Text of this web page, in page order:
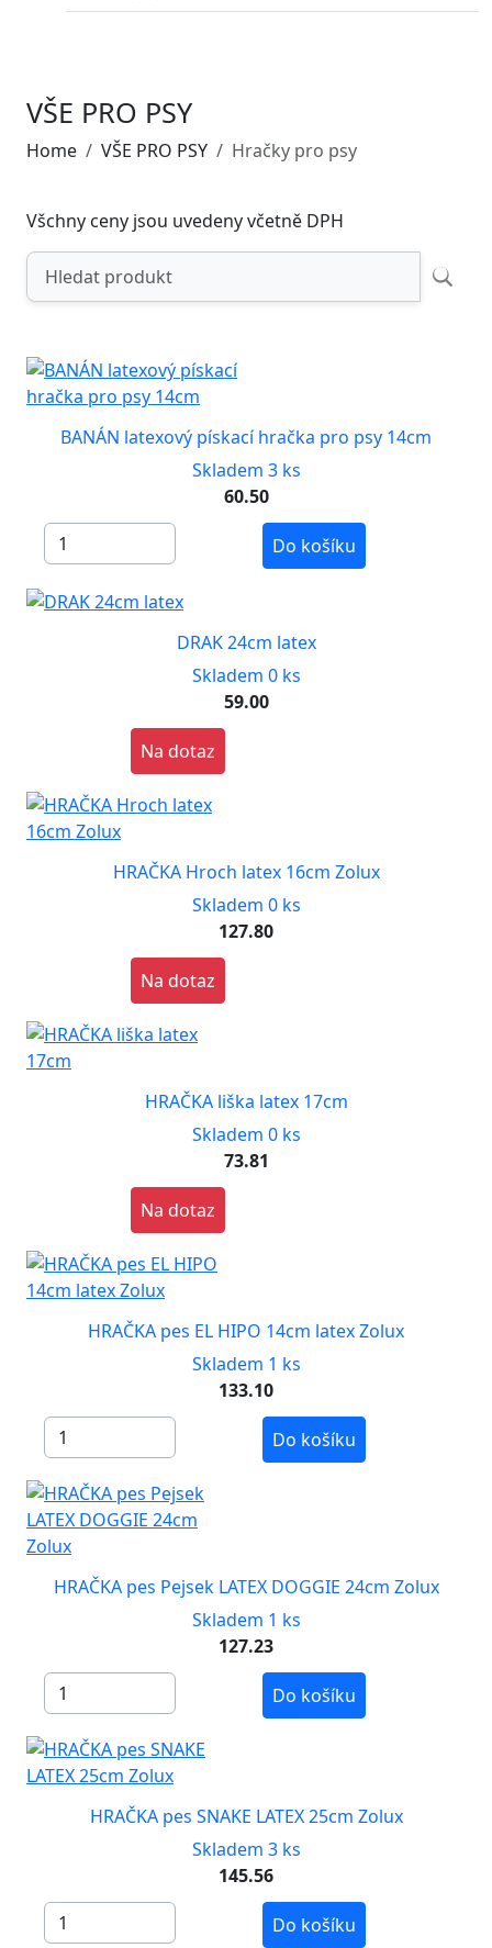
VŠE PRO PSY
Home VŠE PRO PSY Hračky pro psy
Všchny ceny jsou uvedeny včetně DPH
BANÁN latexový pískací hračka pro psy 14cm
Skladem 3 ks
60.50
Do košíku
DRAK 24cm latex
Skladem 0 ks
59.00
Na dotaz
HRAČKA Hroch latex 16cm Zolux
Skladem 0 ks
127.80
Na dotaz
HRAČKA liška latex 17cm
Skladem 0 ks
73.81
Na dotaz
HRAČKA pes EL HIPO 14cm latex Zolux
Skladem 1 ks
133.10
Do košíku
HRAČKA pes Pejsek LATEX DOGGIE 24cm Zolux
Skladem 1 ks
127.23
Do košíku
HRAČKA pes SNAKE LATEX 25cm Zolux
Skladem 3 ks
145.56
Do košíku